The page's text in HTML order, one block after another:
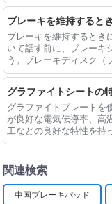
ブレーキを維持すると
ブレーキを維持するとき
いて話す前に、ブレーキ
う。ブレーキディスク（
シューズ）、ブレーキキ
グラファイトシートの
グラファイトプレートを
が良好な電気伝導率、高
工などの良好な特性を持
れは金属で広く使用され
関連検索
中国ブレーキパッド